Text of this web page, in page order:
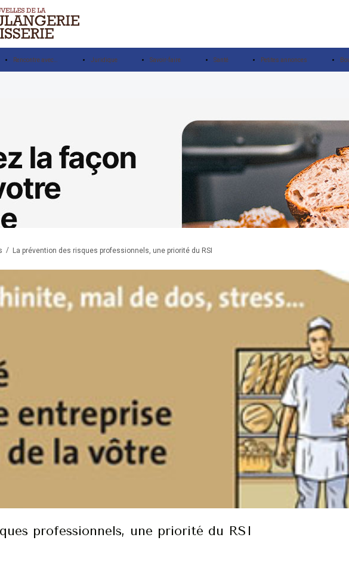
Rencontre avec… Juridique Savoir-faire Santé Petites annonces
/ La prévention des risques professionnels, une priorité du RSI
professionnels, une priorité du RSI